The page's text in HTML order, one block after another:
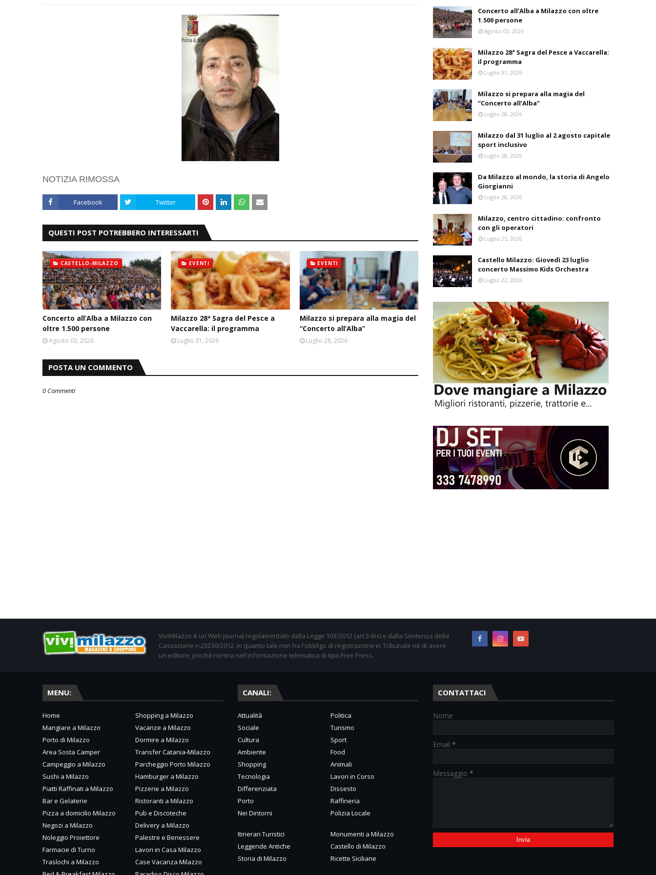
NOTIZIA RIMOSSA
Facebook Twitter
QUESTI POST POTREBBERO INTERESSARTI
CASTELLO-MILAZZO
Concerto all’Alba a Milazzo con
oltre 1.500 persone
Agosto 03, 2026
EVENTI
Milazzo 28ª Sagra del Pesce a
Vaccarella: il programma
Luglio 31, 2026
EVENTI
Milazzo si prepara alla magia del
“Concerto all’Alba”
Luglio 28, 2026
POSTA UN COMMENTO
0 Commenti
Concerto all’Alba a Milazzo con oltre
1.500 persone
Agosto 03, 2026
Milazzo 28ª Sagra del Pesce a Vaccarella:
il programma
Luglio 31, 2026
Milazzo si prepara alla magia del
“Concerto all’Alba”
Luglio 28, 2026
Milazzo dal 31 luglio al 2 agosto capitale
sport inclusivo
Luglio 28, 2026
Da Milazzo al mondo, la storia di Angelo
Giorgianni
Luglio 28, 2026
Milazzo, centro cittadino: confronto
con gli operatori
Luglio 25, 2026
Castello Milazzo: Giovedì 23 luglio
concerto Massimo Kids Orchestra
Luglio 22, 2026
ViviMilazzo è un Web Journal regolamentato dalla Legge 103/2012 (art.3-Bis) e dalla Sentenza della
Cassazione n.23230/2012. In quanto tale non ha l'obbligo di registrazione in Tribunale nè di avere
un editore, poiché rientra nell'informazione telematica di tipo Free Press.
MENU:
Home
Shopping a Milazzo
Mangiare a Milazzo
Vacanze a Milazzo
Porto di Milazzo
Dormire a Milazzo
Area Sosta Camper
Transfer Catania-Milazzo
Campeggio a Milazzo
Parcheggio Porto Milazzo
Sushi a Milazzo
Hamburger a Milazzo
Piatti Raffinati a Milazzo
Pizzerie a Milazzo
Bar e Gelaterie
Ristoranti a Milazzo
Pizza a domicilio Milazzo
Pub e Discoteche
Negozi a Milazzo
Delivery a Milazzo
Noleggio Proiettore
Palestre e Benessere
Farmacie di Turno
Lavori in Casa Milazzo
Traslochi a Milazzo
Case Vacanza Milazzo
CANALI:
Attualità
Politica
Sociale
Turismo
Cultura
Sport
Ambiente
Food
Shopping
Animali
Tecnologia
Lavori in Corso
Differenziata
Dissesto
Porto
Raffineria
Nei Dintorni
Polizia Locale
Itinerari Turistici
Monumenti a Milazzo
Leggende Antiche
Castello di Milazzo
Storia di Milazzo
Ricette Siciliane
CONTATTACI
Nome
Email *
Messaggio *